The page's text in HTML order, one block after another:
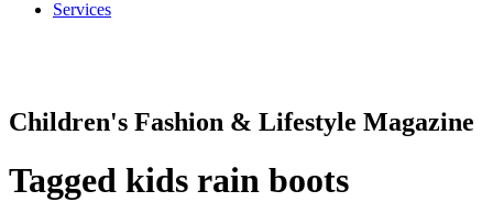
Services
Children's Fashion & Lifestyle Magazine
Tagged kids rain boots